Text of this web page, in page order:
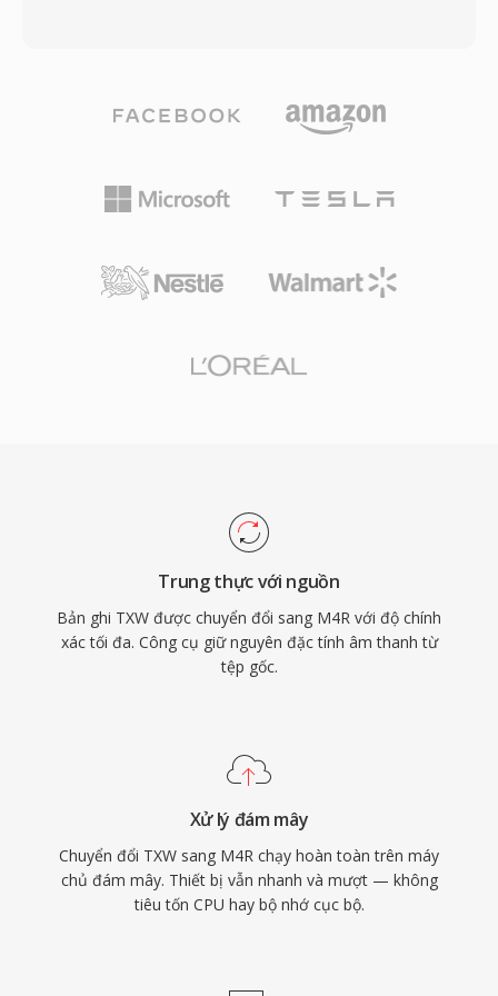
hoặc AIFF. Đối với người đam mê synth cổ điển
và những người quản lý thư viện mẫu, TXW vẫn
riêng biệt ngăn các bản nhạc thông thường
ngược lại. Tạo M4R bao gồm mã hóa đoạn âm
thanh ngắn dưới dạng AAC, cắt theo độ dài cho
trên macOS gần đây) và GarageBand đều cung
đồng bộ hoặc tải về, nhạc chuông tích hợp với
lượng cao từ codec AAC ngay cả ở kích thước
tệp nhỏ, và khả năng gán nhạc chuông riêng
cho từng liên hệ để nhận diện người gọi ngay
lập tức.
Trung thực với nguồn
Bản ghi TXW được chuyển đổi sang M4R với độ chính
xác tối đa. Công cụ giữ nguyên đặc tính âm thanh từ
tệp gốc.
Xử lý đám mây
Chuyển đổi TXW sang M4R chạy hoàn toàn trên máy
chủ đám mây. Thiết bị vẫn nhanh và mượt — không
tiêu tốn CPU hay bộ nhớ cục bộ.